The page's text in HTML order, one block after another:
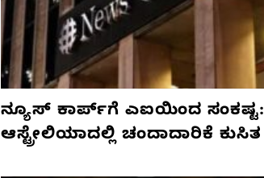
ನ್ಯೂಸ್ ಕಾರ್ಪ್‌ಗೆ ಎಐಯಿಂದ ಸಂಕಷ್ಟ:
ಆಸ್ಟ್ರೇಲಿಯಾದಲ್ಲಿ ಚಂದಾದಾರಿಕೆ ಕುಸಿತ